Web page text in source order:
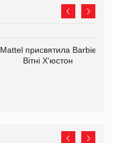
Mattel присвятила Barbie
Вітні Х'юстон